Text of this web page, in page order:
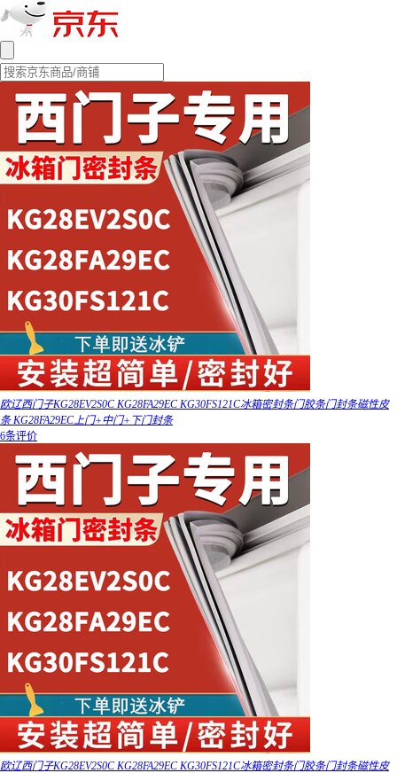
欧辽西门子KG28EV2S0C KG28FA29EC KG30FS121C冰箱密封条门胶条门封条磁性皮
条 KG28FA29EC上门+中门+下门封条
6条评价
欧辽西门子KG28EV2S0C KG28FA29EC KG30FS121C冰箱密封条门胶条门封条磁性皮